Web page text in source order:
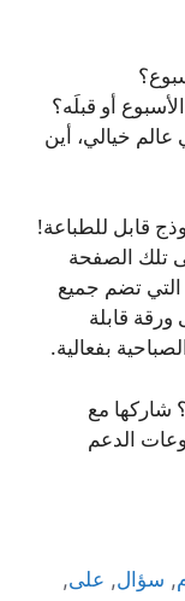
عالم خيالي، أين
تلك الصفحة
تضم جميع
ورقة قابلة
بفعالية.
شاركها مع
الدعم
, سؤال, على,